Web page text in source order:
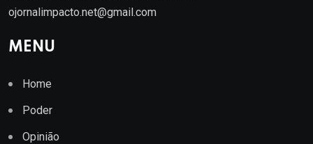
ojornalimpacto.net@gmail.com
MENU
Home
Poder
Opinião